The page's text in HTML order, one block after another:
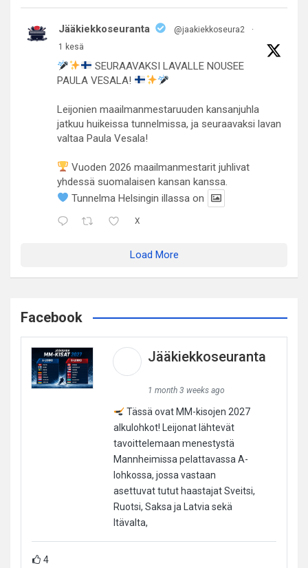
Jääkiekkoseuranta @jaakiekkoseura2
·
1 kesä
SEURAAVAKSI LAVALLE NOUSEE
PAULA VESALA!
Leijonien maailmanmestaruuden kansanjuhla
jatkuu huikeissa tunnelmissa, ja seuraavaksi lavan
valtaa Paula Vesala!
Vuoden 2026 maailmanmestarit juhlivat
yhdessä suomalaisen kansan kanssa.
Tunnelma Helsingin illassa on
X
Load More
Facebook
Jääkiekkoseuranta
1 month 3 weeks ago
Tässä ovat MM-kisojen 2027
alkulohkot! Leijonat lähtevät
tavoittelemaan menestystä
Mannheimissa pelattavassa A-
lohkossa, jossa vastaan
asettuvat tutut haastajat Sveitsi,
Ruotsi, Saksa ja Latvia sekä
Itävalta,
4